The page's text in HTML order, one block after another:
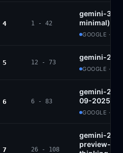
4 1 - 42
gemini-3-
minimal)
GOOGLE ·
5 12 - 73
gemini-2.5-
GOOGLE ·
6 6 - 83
gemini-
09-2025
GOOGLE ·
7 26 - 108
gemini-
preview-